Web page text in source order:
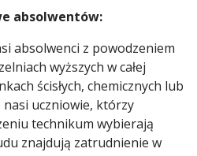
absolwentów:
absolwenci z powodzeniem
wyższych w całej
ścisłych, chemicznych lub
uczniowie, którzy
technikum wybierają
znajdują zatrudnienie w